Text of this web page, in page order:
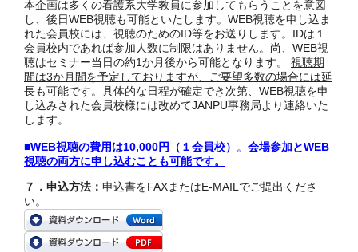
本企画は多くの看護系大学教員に参加してもらうことを意図
し、後日WEB視聴も可能といたします。WEB視聴を申し込ま
れた会員校には、視聴のためのID等をお送りします。IDは１
会員校内であれば参加人数に制限はありません。尚、WEB視
聴はセミナー当日の約1か月後から可能となります。 視聴期
間は3か月間を予定しておりますが、ご要望多数の場合には延
長も可能です。 具体的な日程が確定でき次第、WEB視聴を申
し込みされた会員校様には改めてJANPU事務局より連絡いた
します。
■WEB視聴の費用は10,000円（１会員校） 。 会場参加とWEB
視聴の両方に申し込むことも可能です。
７．申込方法： 申込書をFAXまたはE-MAILでご提出くださ
い。